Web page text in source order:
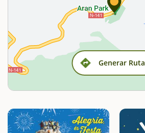
Generar Ruta